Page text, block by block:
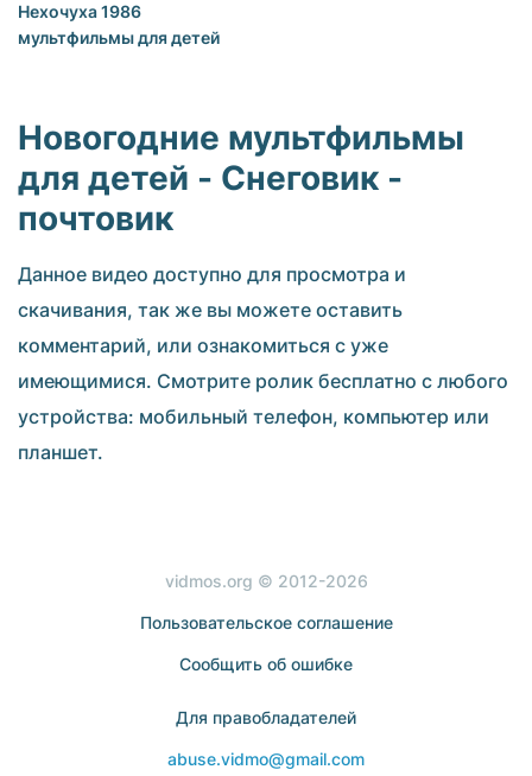
Нехочуха 1986
мультфильмы для детей
Новогодние мультфильмы
для детей - Снеговик -
почтовик
Данное видео доступно для просмотра и
скачивания, так же вы можете оставить
комментарий, или ознакомиться с уже
имеющимися. Смотрите ролик бесплатно с любого
устройства: мобильный телефон, компьютер или
планшет.
vidmos.org © 2012-2026
Пользовательское соглашение
Сообщить об ошибке
Для правобладателей
abuse.vidmo@gmail.com